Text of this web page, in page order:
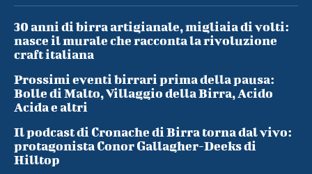
30 anni di birra artigianale, migliaia di volti:
nasce il murale che racconta la rivoluzione
craft italiana
Prossimi eventi birrari prima della pausa:
Bolle di Malto, Villaggio della Birra, Acido
Acida e altri
Il podcast di Cronache di Birra torna dal vivo:
protagonista Conor Gallagher-Deeks di
Hilltop